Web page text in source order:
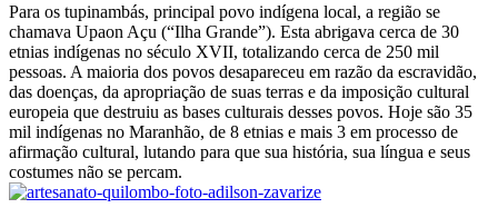
Para os tupinambás, principal povo indígena local, a região se
chamava Upaon Açu (“Ilha Grande”). Esta abrigava cerca de 30
etnias indígenas no século XVII, totalizando cerca de 250 mil
pessoas. A maioria dos povos desapareceu em razão da escravidão,
das doenças, da apropriação de suas terras e da imposição cultural
europeia que destruiu as bases culturais desses povos. Hoje são 35
mil indígenas no Maranhão, de 8 etnias e mais 3 em processo de
afirmação cultural, lutando para que sua história, sua língua e seus
costumes não se percam.